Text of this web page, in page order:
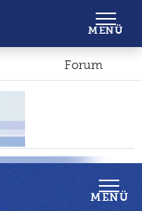
Forum
MENÜ